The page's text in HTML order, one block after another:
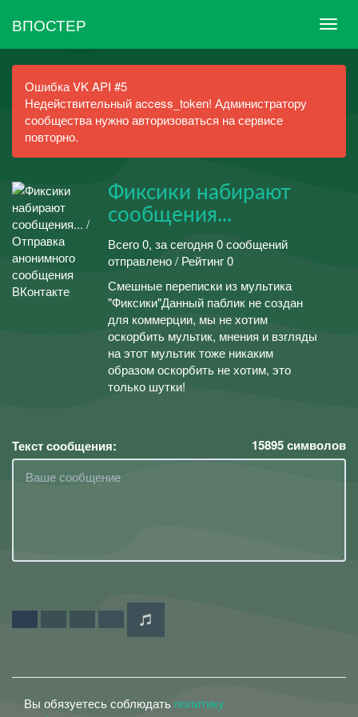
ВПОСТЕР
Ошибка VK API #5
Недействительный access_token! Администратору
сообщества нужно авторизоваться на сервисе
повторно.
Фиксики набирают
сообщения...
Всего 0, за сегодня 0 сообщений
отправлено / Рейтинг 0
Смешные переписки из мультика
"Фиксики"Данный паблик не создан
для коммерции, мы не хотим
оскорбить мультик, мнения и взгляды
на этот мультик тоже никаким
образом оскорбить не хотим, это
только шутки!
Текст сообщения: 15895символов
Вы обязуетесь соблюдать политику